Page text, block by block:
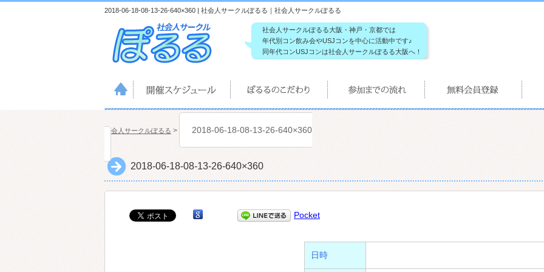
2018-06-18-08-13-26-640×360 | 社会人サークルぽるる｜社会人サークルぽるる
社会人サークルぽるる大阪・神戸・京都では
年代別コン飲み会やUSJコンを中心に活動中です♪
同年代コンUSJコンは社会人サークルぽるる大阪へ！
社会人サークルぽるる > 2018-06-18-08-13-26-640×360
2018-06-18-08-13-26-640×360
Pocket
日時